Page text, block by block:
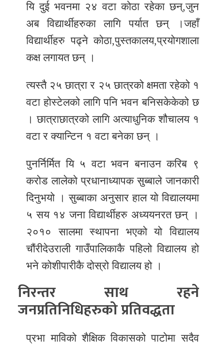
यि दुई भवनमा २४ वटा कोठा रहेका छन्,जुन
अब विद्यार्थीहरुका लागि पर्यात छन् ।जहाँ
विद्यार्थीहरु पढ्ने कोठा,पुस्तकालय,प्रयोगशाला
कक्ष लगायत छन् ।
त्यस्तै २५ छात्रा र २५ छात्रको क्षमता रहेको १
वटा होस्टेलको लागि पनि भवन बनिसकेकेको छ
। छात्राछात्रको लागि अत्याधुनिक शौचालय १
वटा र क्यान्टिन १ वटा बनेका छन् ।
पुनर्निर्मित यि ५ वटा भवन बनाउन करिब ९
करोड लालेको प्रधानाध्यापक सुब्बाले जानकारी
दिनुभयो । सुब्बाका अनुसार हाल यो विद्यालयमा
५ सय १४ जना विद्यार्थीहरु अध्ययनरत छन् ।
२०१० सालमा स्थापना भएको यो विद्यालय
चौंरीदेउराली गाउँपालिकाकै पहिलो विद्यालय हो
भने कोशीपारीकै दोस्रो विद्यालय हो ।
निरन्तर साथ रहने
जनप्रतिनिधिहरुको प्रतिवद्धता
प्रभा माविको शैक्षिक विकासको पाटोमा सदैव